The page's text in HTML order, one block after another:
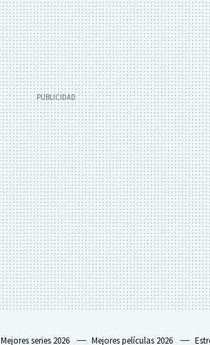
Mejores series 2026 Mejores películas 2026